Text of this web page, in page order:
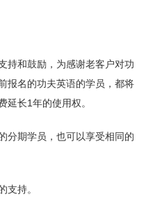
持和鼓励，为感谢老客户对功
报名的功夫英语的学员，都将
延长1年的使用权。
分期学员，也可以享受相同的
支持。